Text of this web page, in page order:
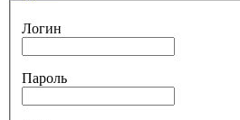
Логин
Пароль